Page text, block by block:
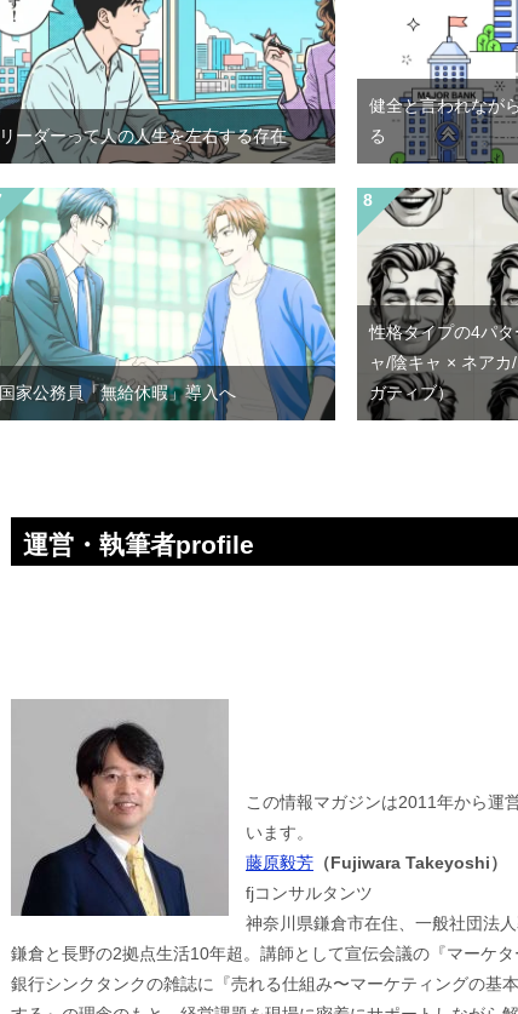
リーダーって人の人生を左右する存在
健全と言われなが
る
国家公務員「無給休暇」導入へ
性格タイプの4パ
ャ/陰キャ × ネア
ガティブ）
運営・執筆者profile
この情報マガジンは2011年から運
います。
藤原毅芳 （Fujiwara Takeyoshi）
fjコンサルタンツ
神奈川県鎌倉市在住、一般社団法
鎌倉と長野の2拠点生活10年超。講師として宣伝会議の『マーケ
銀行シンクタンクの雑誌に『売れる仕組み〜マーケティングの基